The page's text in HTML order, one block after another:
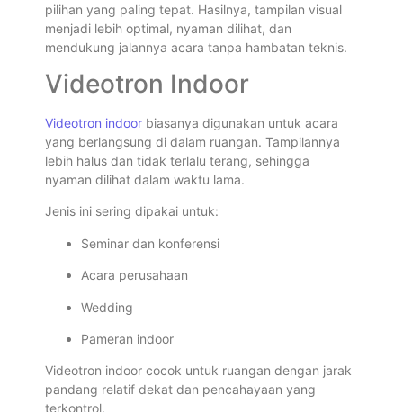
pilihan yang paling tepat. Hasilnya, tampilan visual
menjadi lebih optimal, nyaman dilihat, dan
mendukung jalannya acara tanpa hambatan teknis.
Videotron Indoor
Videotron indoor biasanya digunakan untuk acara
yang berlangsung di dalam ruangan. Tampilannya
lebih halus dan tidak terlalu terang, sehingga
nyaman dilihat dalam waktu lama.
Jenis ini sering dipakai untuk:
Seminar dan konferensi
Acara perusahaan
Wedding
Pameran indoor
Videotron indoor cocok untuk ruangan dengan jarak
pandang relatif dekat dan pencahayaan yang
terkontrol.